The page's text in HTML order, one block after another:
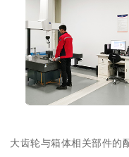
大齿轮与箱体相关部件的